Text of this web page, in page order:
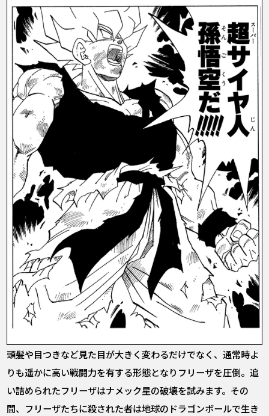
頭髪や目つきなど見た目が大きく変わるだけでなく、通常時よ
りも遥かに高い戦闘力を有する形態となりフリーザを圧倒。追
い詰められたフリーザはナメック星の破壊を試みます。その
間、フリーザたちに殺された者は地球のドラゴンボールで生き